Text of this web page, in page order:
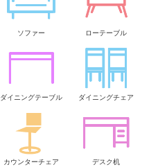
ソファー ローテーブル
ダイニングテーブル ダイニングチェア
カウンターチェア デスク机